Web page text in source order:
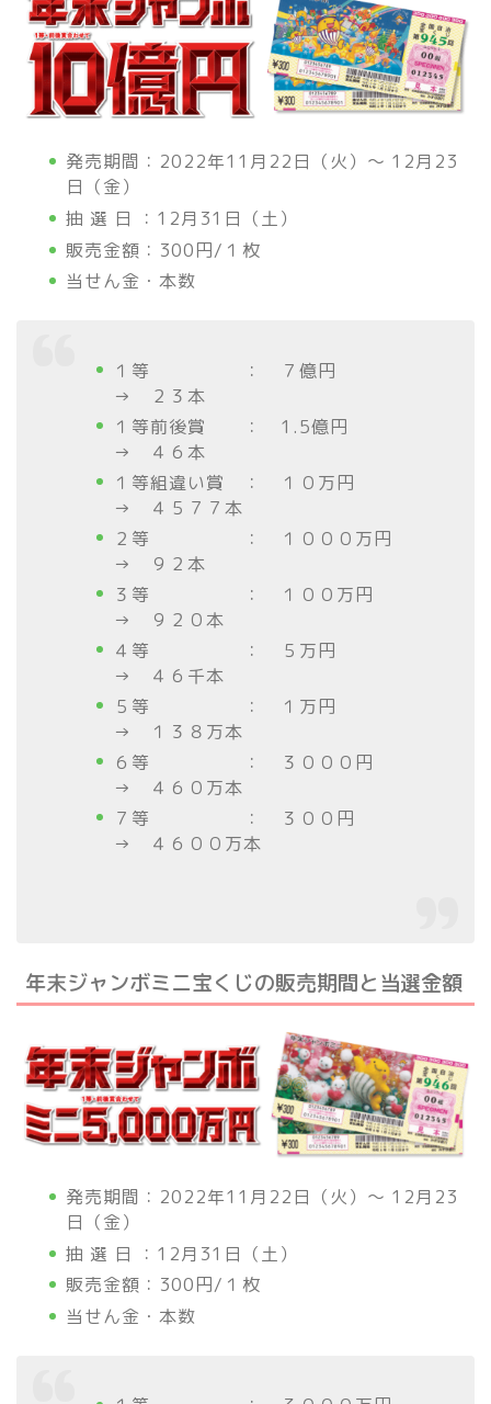
発売期間：2022年11月22日（火）～ 12月23
日（金）
抽 選 日 ：12月31日（土）
販売金額：300円/１枚
当せん金・本数
１等 ： ７億円
→ ２３本
１等前後賞 ： 1.5億円
→ ４６本
１等組違い賞 ： １０万円
→ ４５７７本
２等 ： １０００万円
→ ９２本
３等 ： １００万円
→ ９２０本
４等 ： ５万円
→ ４６千本
５等 ： １万円
→ １３８万本
６等 ： ３０００円
→ ４６０万本
７等 ： ３００円
→ ４６００万本
年末ジャンボミニ宝くじの販売期間と当選金額
発売期間：2022年11月22日（火）～ 12月23
日（金）
抽 選 日 ：12月31日（土）
販売金額：300円/１枚
当せん金・本数